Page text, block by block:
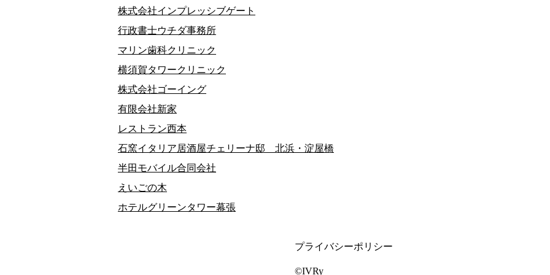
株式会社インプレッシブゲート
行政書士ウチダ事務所
マリン歯科クリニック
横須賀タワークリニック
株式会社ゴーイング
有限会社新家
レストラン西本
石窯イタリア居酒屋チェリーナ邸 北浜・淀屋橋
半田モバイル合同会社
えいごの木
ホテルグリーンタワー幕張
プライバシーポリシー
©IVRy